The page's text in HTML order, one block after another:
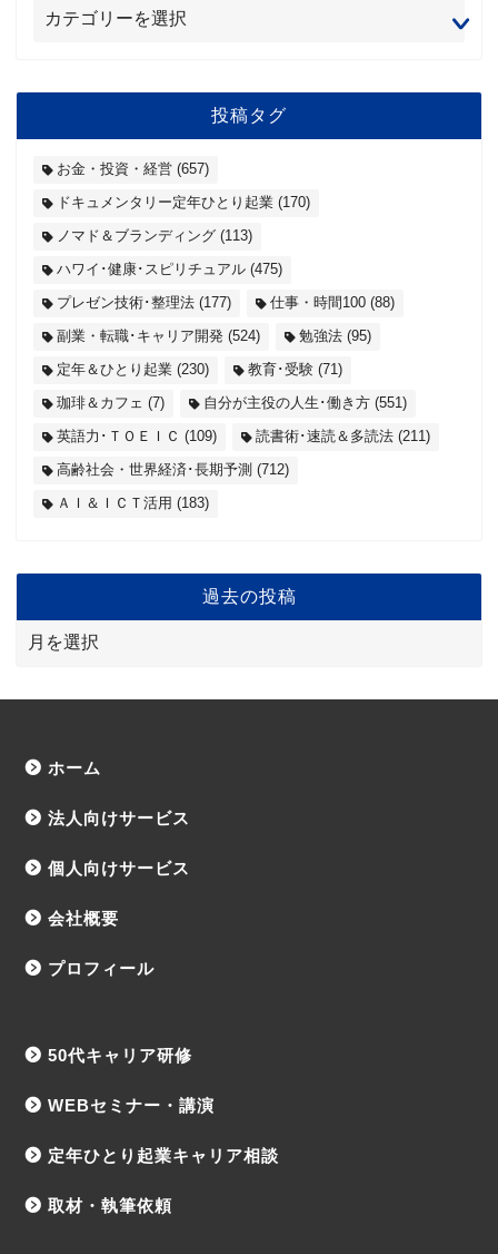
投稿タグ
お金・投資・経営 (657)
ドキュメンタリー定年ひとり起業 (170)
ノマド＆ブランディング (113)
ハワイ･健康･スピリチュアル (475)
プレゼン技術･整理法 (177) 仕事・時間100 (88)
副業・転職･キャリア開発 (524) 勉強法 (95)
定年＆ひとり起業 (230) 教育･受験 (71)
珈琲＆カフェ (7) 自分が主役の人生･働き方 (551)
英語力･ＴＯＥＩＣ (109) 読書術･速読＆多読法 (211)
高齢社会・世界経済･長期予測 (712)
ＡＩ＆ＩＣＴ活用 (183)
過去の投稿
ホーム
法人向けサービス
個人向けサービス
会社概要
プロフィール
50代キャリア研修
WEBセミナー・講演
定年ひとり起業キャリア相談
取材・執筆依頼